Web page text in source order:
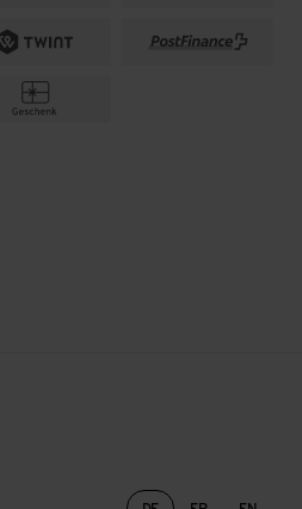
Sprachwechsel